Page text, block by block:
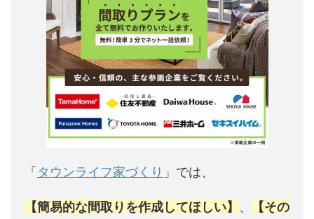
「タウンライフ家づくり 」では、
【簡易的な間取りを作成してほしい】 、
【その